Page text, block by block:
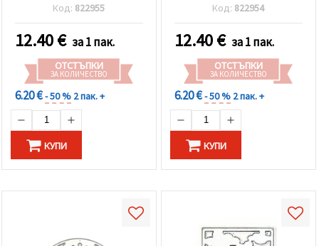
Код: 822955
12.40€ за 1 пак.
ОТСТЪПКИ
ЗА КОЛИЧЕСТВО
6.20 €- 50 % 2 пак. +
КУПИ
Код: 822954
12.40€ за 1 пак.
ОТСТЪПКИ
ЗА КОЛИЧЕСТВО
6.20 €- 50 % 2 пак. +
КУПИ